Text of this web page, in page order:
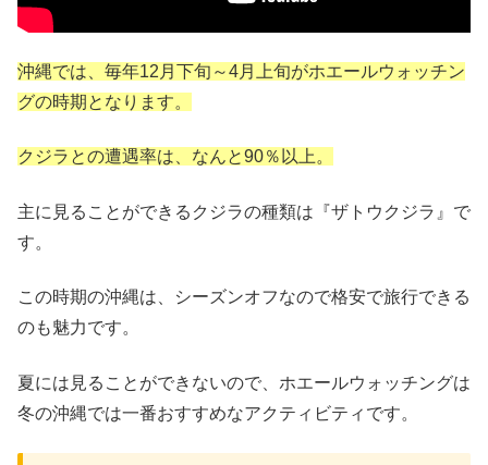
沖縄では、毎年12月下旬～4月上旬がホエールウォッチン
グの時期となります。
クジラとの遭遇率は、なんと90％以上。
主に見ることができるクジラの種類は『ザトウクジラ』で
す。
この時期の沖縄は、シーズンオフなので格安で旅行できる
のも魅力です。
夏には見ることができないので、ホエールウォッチングは
冬の沖縄では一番おすすめなアクティビティです。